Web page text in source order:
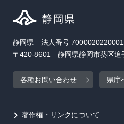
静岡県 法人番号 7000020220001
〒420-8601 静岡県静岡市葵区追
各種お問い合わせ 県庁
著作権・リンクについて